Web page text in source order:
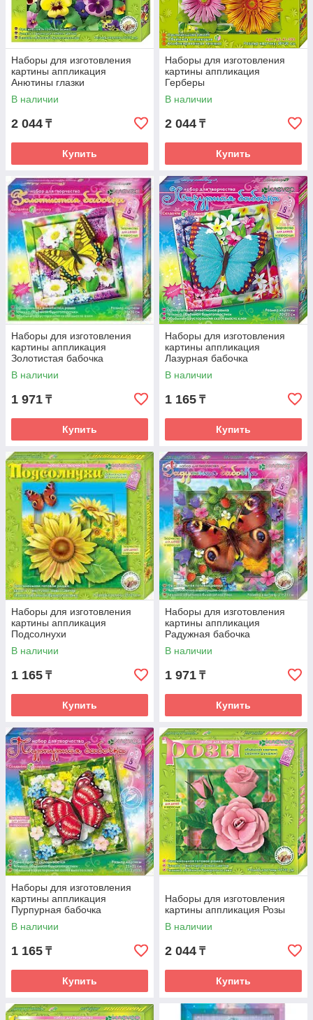
Наборы для изготовления
картины аппликация
Анютины глазки
В наличии
2 044 ₸
Купить
Наборы для изготовления
картины аппликация
Герберы
В наличии
2 044 ₸
Купить
Наборы для изготовления
картины аппликация
Золотистая бабочка
В наличии
1 971 ₸
Купить
Наборы для изготовления
картины аппликация
Лазурная бабочка
В наличии
1 165 ₸
Купить
Наборы для изготовления
картины аппликация
Подсолнухи
В наличии
1 165 ₸
Купить
Наборы для изготовления
картины аппликация
Радужная бабочка
В наличии
1 971 ₸
Купить
Наборы для изготовления
картины аппликация
Пурпурная бабочка
В наличии
1 165 ₸
Купить
Наборы для изготовления
картины аппликация Розы
В наличии
2 044 ₸
Купить